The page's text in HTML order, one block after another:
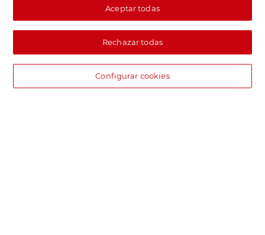
Aceptar todas
Rechazar todas
Configurar cookies